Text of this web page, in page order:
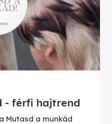
- férfi hajtrend
Mutasd a munkád